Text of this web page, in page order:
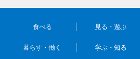
食べる 見る・遊ぶ
暮らす・働く 学ぶ・知る